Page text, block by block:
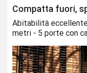
Compatta fuori,
Abitabilità
metri - 5 porte con